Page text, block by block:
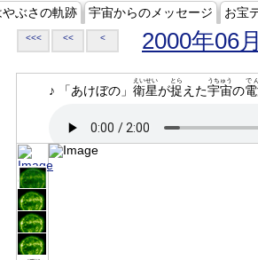
やぶさの軌跡 宇宙からのメッセージ お宝
<<< << < 2000年06月
♪ 「あけぼの」 衛星
えいせい
が捉
とら
えた宇宙
うちゅう
の
で